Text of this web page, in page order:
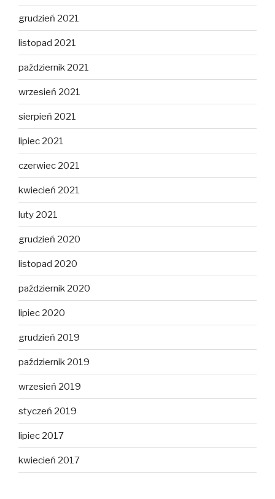
grudzień 2021
listopad 2021
październik 2021
wrzesień 2021
sierpień 2021
lipiec 2021
czerwiec 2021
kwiecień 2021
luty 2021
grudzień 2020
listopad 2020
październik 2020
lipiec 2020
grudzień 2019
październik 2019
wrzesień 2019
styczeń 2019
lipiec 2017
kwiecień 2017